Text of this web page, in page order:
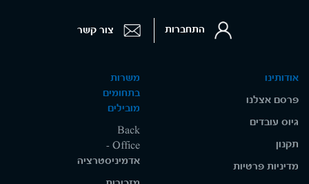
אודותינו
פרסם אצלנו
גיוס עובדים
תקנון
מדיניות פרטיות
משרות
בתחומים
מובילים
Back
Office -
אדמיניסטרציה